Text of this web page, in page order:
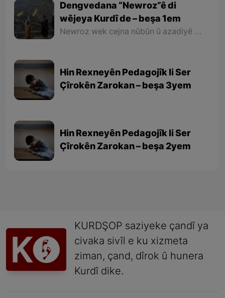
Dengvedana “Newroz”ê di
wêjeya Kurdî de – beşa 1em
Newroz wek cejna nûbûn û azadiyê di wêjeya Kurdî de û li cem helbestvan û nivîskarên Kurd, hertim girîngiya xwe hebûye. Helbestvan û nivîskarên Kurd di helbest û nivîsên xwe de Newroz wek bedewiyek, dergeheke azadiyê û sembola rizgariya netewî bi kar anîne. Ev mijare jî vedigere bo girêdana înkarkirî ya Kurd û Kurdistanê bi Newrozê re.
Hin Rexneyên Pedagojîk li Ser
Çîrokên Zarokan – beşa 3yem
Hin Rexneyên Pedagojîk li Ser
Çîrokên Zarokan – beşa 2yem
KURDŞOP saziyeke çandî ya
civaka sivîl e ku xizmeta
ziman, çand, dîrok û hunera
Kurdî dike.